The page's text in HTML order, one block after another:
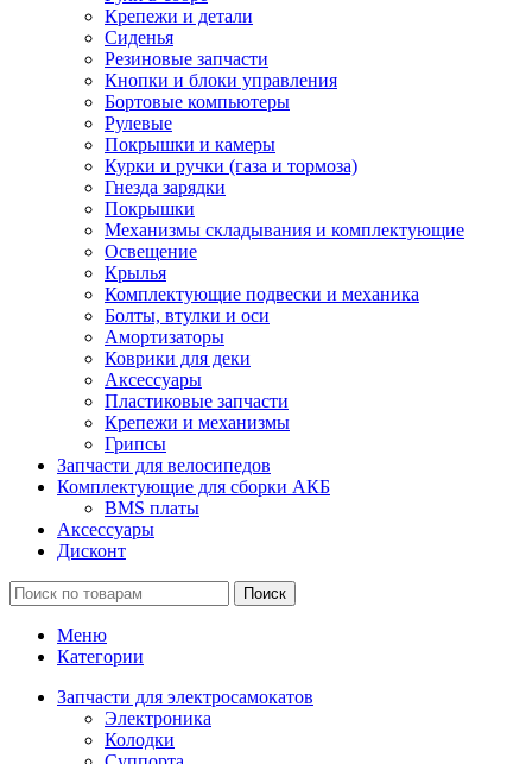
Крепежи и детали
Сиденья
Резиновые запчасти
Кнопки и блоки управления
Бортовые компьютеры
Рулевые
Покрышки и камеры
Курки и ручки (газа и тормоза)
Гнезда зарядки
Покрышки
Механизмы складывания и комплектующие
Освещение
Крылья
Комплектующие подвески и механика
Болты, втулки и оси
Амортизаторы
Коврики для деки
Аксессуары
Пластиковые запчасти
Крепежи и механизмы
Грипсы
Запчасти для велосипедов
Комплектующие для сборки АКБ
BMS платы
Аксессуары
Дисконт
Поиск
Меню
Категории
Запчасти для электросамокатов
Электроника
Колодки